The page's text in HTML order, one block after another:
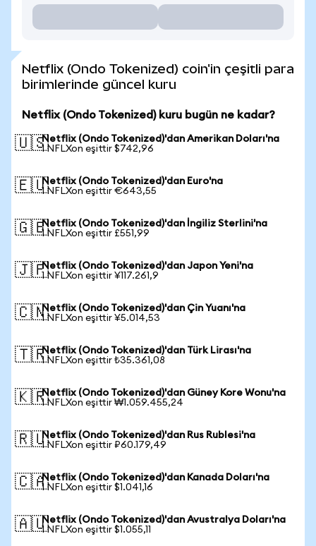
Netflix (Ondo Tokenized) coin'in çeşitli para
birimlerinde güncel kuru
Netflix (Ondo Tokenized) kuru bugün ne kadar?
🇺🇸Netflix (Ondo Tokenized)'dan Amerikan Doları'na
1 NFLXon eşittir $742,96
🇪🇺Netflix (Ondo Tokenized)'dan Euro'na
1 NFLXon eşittir €643,55
🇬🇧Netflix (Ondo Tokenized)'dan İngiliz Sterlini'na
1 NFLXon eşittir £551,99
🇯🇵Netflix (Ondo Tokenized)'dan Japon Yeni'na
1 NFLXon eşittir ¥117.261,9
🇨🇳Netflix (Ondo Tokenized)'dan Çin Yuanı'na
1 NFLXon eşittir ¥5.014,53
🇹🇷Netflix (Ondo Tokenized)'dan Türk Lirası'na
1 NFLXon eşittir ₺35.361,08
🇰🇷Netflix (Ondo Tokenized)'dan Güney Kore Wonu'na
1 NFLXon eşittir ₩1.059.455,24
🇷🇺Netflix (Ondo Tokenized)'dan Rus Rublesi'na
1 NFLXon eşittir ₽60.179,49
🇨🇦Netflix (Ondo Tokenized)'dan Kanada Doları'na
1 NFLXon eşittir $1.041,16
🇦🇺Netflix (Ondo Tokenized)'dan Avustralya Doları'na
1 NFLXon eşittir $1.055,11